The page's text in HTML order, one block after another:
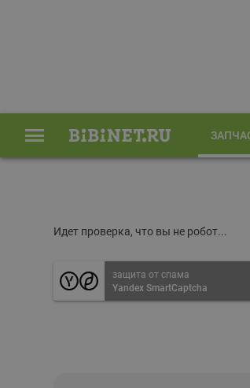
Идет проверка, что вы не робот...
защита от спама
Yandex SmartCaptcha